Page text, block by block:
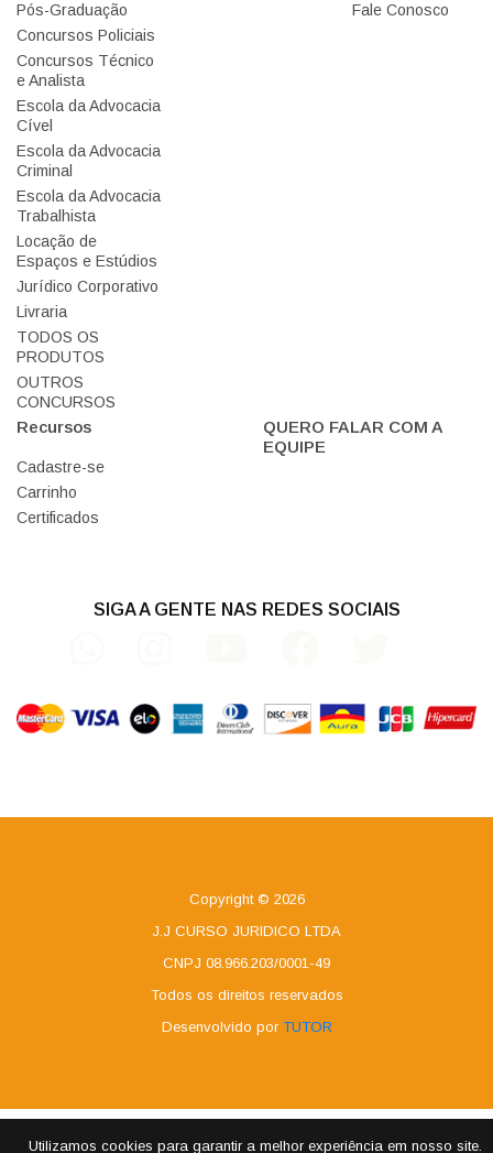
Pós-Graduação
Concursos Policiais
Concursos Técnico
e Analista
Escola da Advocacia
Cível
Escola da Advocacia
Criminal
Escola da Advocacia
Trabalhista
Locação de
Espaços e Estúdios
Jurídico Corporativo
Livraria
TODOS OS
PRODUTOS
OUTROS
CONCURSOS
Fale Conosco
Recursos
Cadastre-se
Carrinho
Certificados
QUERO FALAR COM A
EQUIPE
SIGA A GENTE NAS REDES SOCIAIS
Copyright © 2026
J.J CURSO JURIDICO LTDA
CNPJ 08.966.203/0001-49
Todos os direitos reservados
Desenvolvido por TUTOR
Utilizamos cookies para garantir a melhor experiência em nosso site.